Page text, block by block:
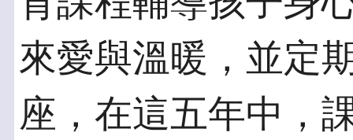
來愛與溫暖，並定
座，在這五年中，